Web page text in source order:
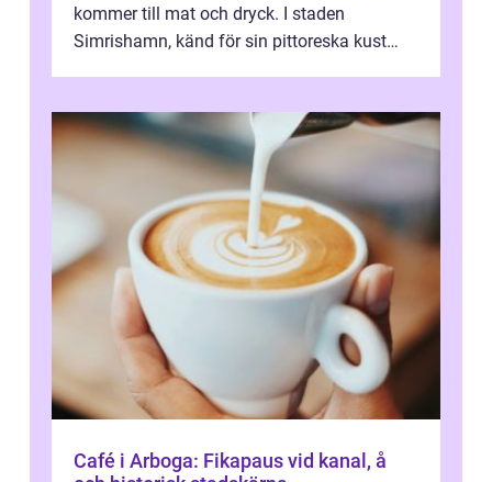
kommer till mat och dryck. I staden
Simrishamn, känd för sin pittoreska kust
Café i Arboga: Fikapaus vid kanal, å